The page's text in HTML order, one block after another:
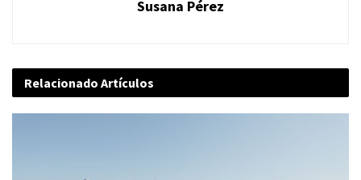
Susana Pérez
Relacionado Artículos